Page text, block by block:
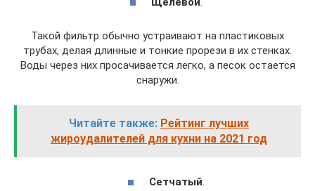
Такой фильтр обычно устраивают на пластиковых
трубах, делая длинные и тонкие прорези в их стенках.
Воды через них просачивается легко, а песок остается
снаружи.
Читайте также: Рейтинг лучших
жироудалителей для кухни на 2021 год
Сетчатый.